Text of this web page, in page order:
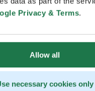
Privacy & Terms.
Allow all
necessary cookies only